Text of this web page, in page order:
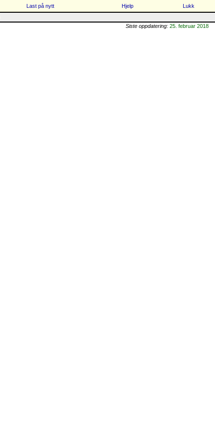
Last på nytt Hjelp
Lukk
Siste oppdatering: 25. februar 2018